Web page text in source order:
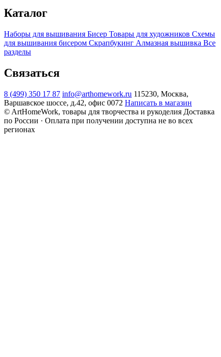
Каталог
Наборы для вышивания Бисер Товары для художников Схемы
для вышивания бисером Скрапбукинг Алмазная вышивка Все
разделы
Связаться
8 (499) 350 17 87 info@arthomework.ru 115230, Москва,
Варшавское шоссе, д.42, офис 0072 Написать в магазин
© ArtHomeWork, товары для творчества и рукоделия Доставка
по России · Оплата при получении доступна не во всех
регионах